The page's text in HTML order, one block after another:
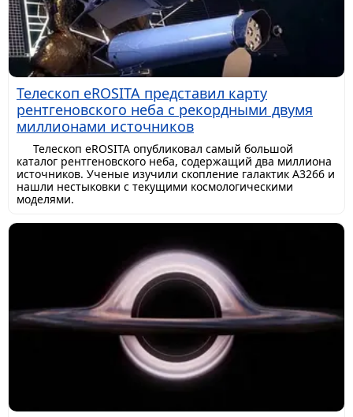
Телескоп eROSITA представил карту
рентгеновского неба с рекордными двумя
миллионами источников
Телескоп eROSITA опубликовал самый большой
каталог рентгеновского неба, содержащий два миллиона
источников. Ученые изучили скопление галактик A3266 и
нашли нестыковки с текущими космологическими
моделями.